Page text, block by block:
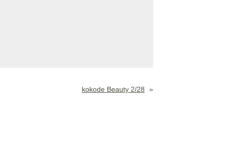
kokode Beauty 2/28 »